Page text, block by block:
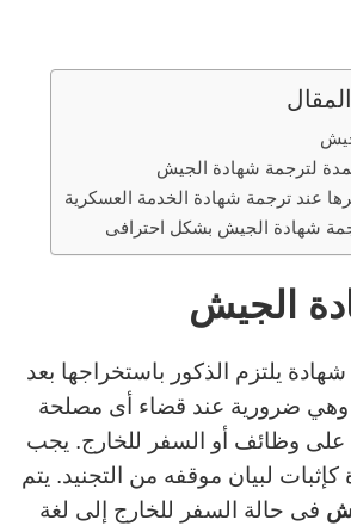
لترجمة شهادة الجيش
عند ترجمة شهادة الخدمة العسكرية
شهادة الجيش بشكل احترافى
الجيش
يلتزم الذكور باستخراجها بعد
وهي ضرورية عند قضاء أى مصلحة
على وظائف أو السفر للخارج. يجب
لبيان موقفه من التجنيد. يتم
فى حالة السفر للخارج إلى لغة